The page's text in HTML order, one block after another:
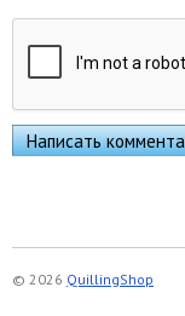
© 2026 QuillingShop